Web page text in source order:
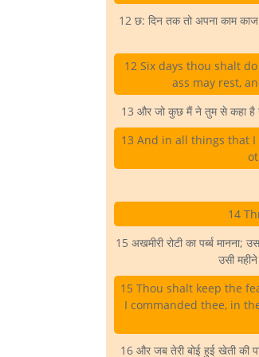
12 छ: दिन तक तो अपना काम
12 Six days thou shalt
ass may rest,
13 और जो कुछ मैं ने तुम से कहा है
13 And in all things that
14
15 अखमीरी रोटी का पर्ब्ब
उसी
15 Thou shalt keep the
I commanded thee, in
16 और जब तेरी बोई हुई खेती की